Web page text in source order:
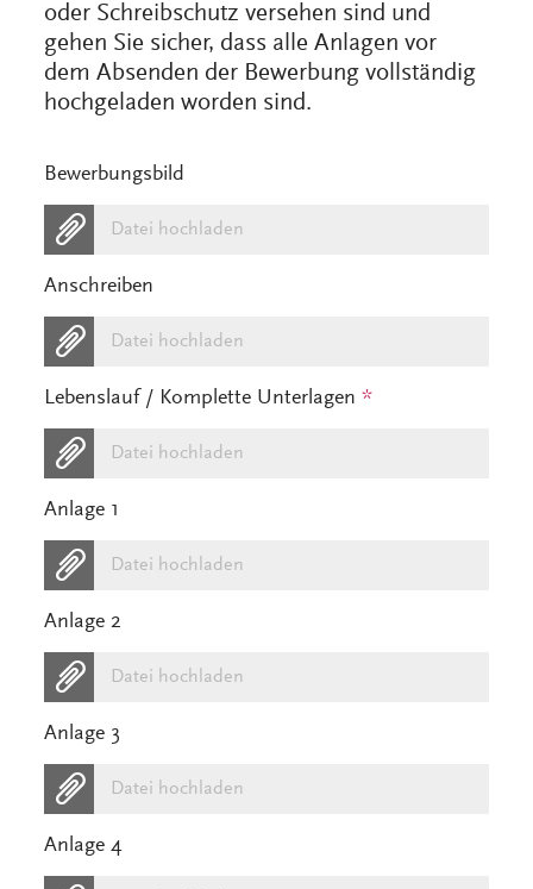
oder Schreibschutz versehen sind und
gehen Sie sicher, dass alle Anlagen vor
dem Absenden der Bewerbung vollständig
hochgeladen worden sind.
Bewerbungsbild
Datei hochladen
Anschreiben
Datei hochladen
Lebenslauf / Komplette Unterlagen*
Datei hochladen
Anlage 1
Datei hochladen
Anlage 2
Datei hochladen
Anlage 3
Datei hochladen
Anlage 4